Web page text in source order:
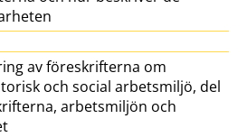
av föreskrifterna om
och social arbetsmiljö, del
arbetsmiljön och